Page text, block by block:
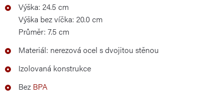
Výška: 24.5 cm
Výška bez víčka: 20.0 cm
Průměr: 7.5 cm
Materiál: nerezová ocel s dvojitou stěnou
Izolovaná konstrukce
Bez BPA